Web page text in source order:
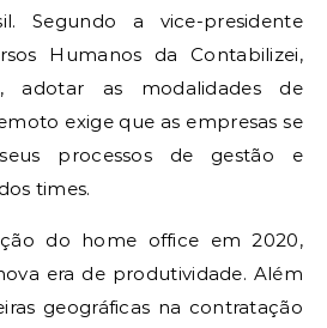
Segundo a vice-presidente
Humanos da Contabilizei,
adotar as modalidades de
exige que as empresas se
processos de gestão e
times.
do home office em 2020,
era de produtividade. Além
geográficas na contratação